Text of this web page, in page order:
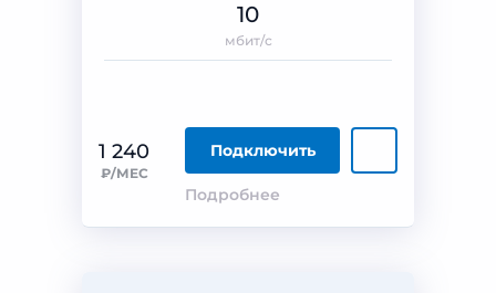
1 240
₽/МЕС
Подключить
Подробнее
10
мбит/с